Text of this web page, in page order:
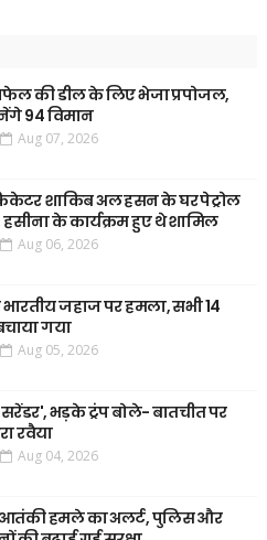
की डील के लिए भेजा प्रपोजल,
94 विमान
Aug 07, 2026
शाकिब अल हसन के घर पेट्रोल
के कार्यक्रम हुए थे शामिल
Aug 06, 2026
जहाज पर हमला, सभी 14
गया
Aug 05, 2026
भड़के ट्रंप बोले- बातचीत पर
रवैया
Aug 04, 2026
हमले का अलर्ट, पुलिस और